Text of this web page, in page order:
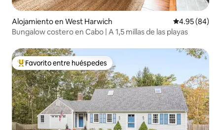
Alojamiento en West Harwich Calificación
4.95 (84)
Bungalow costero en Cabo | A 1,5 millas de las playas
Favorito entre huéspedes preferido
Favorito entre huéspedes